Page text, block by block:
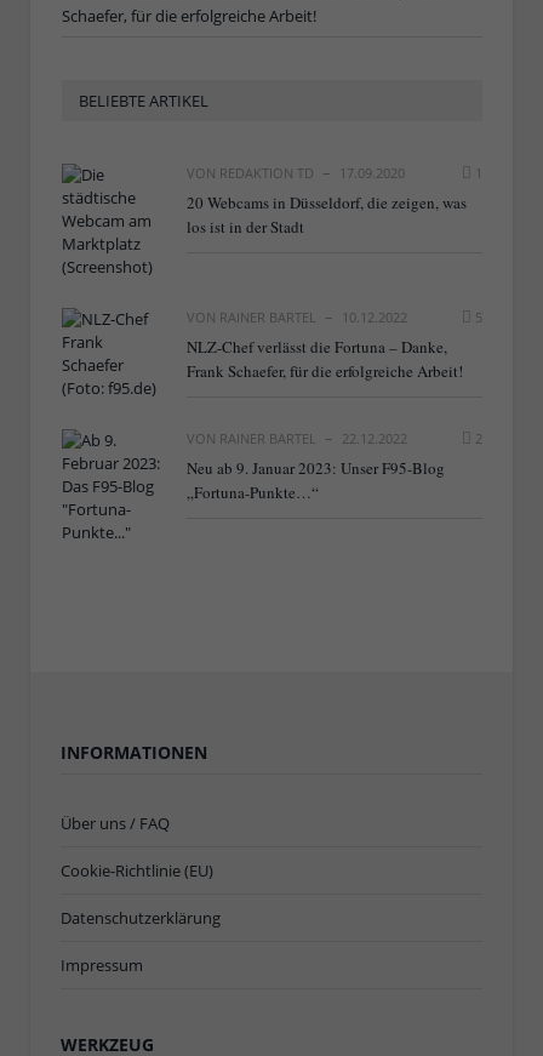
Schaefer, für die erfolgreiche Arbeit!
BELIEBTE ARTIKEL
VON REDAKTION TD 17.09.2020 1
20 Webcams in Düsseldorf, die zeigen, was
los ist in der Stadt
VON RAINER BARTEL 10.12.2022 5
NLZ-Chef verlässt die Fortuna – Danke,
Frank Schaefer, für die erfolgreiche Arbeit!
VON RAINER BARTEL 22.12.2022 2
Neu ab 9. Januar 2023: Unser F95-Blog
„Fortuna-Punkte…“
INFORMATIONEN
Über uns / FAQ
Cookie-Richtlinie (EU)
Datenschutzerklärung
Impressum
WERKZEUG